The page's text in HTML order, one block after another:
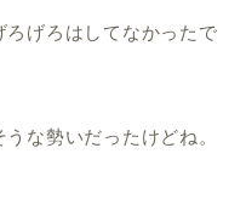
げろはしてなかったで
な勢いだったけどね。